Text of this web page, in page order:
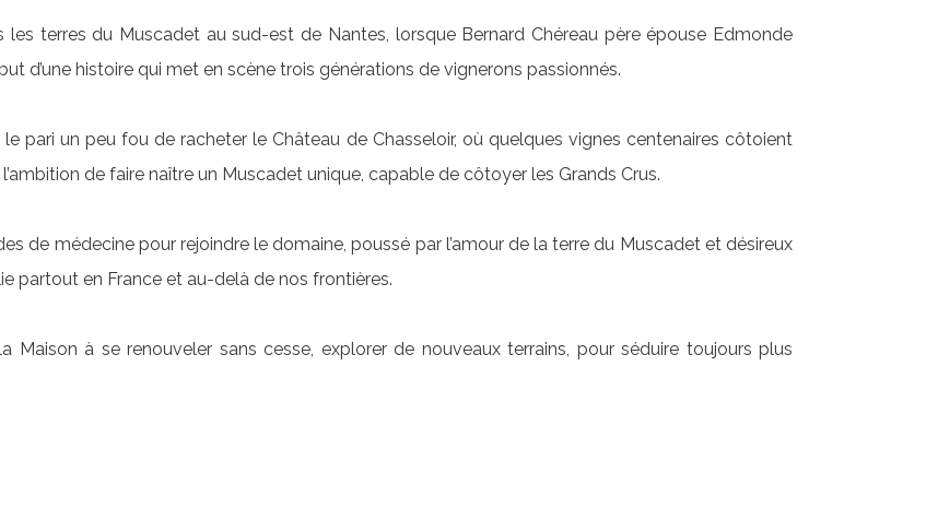
les terres du Muscadet au sud-est de Nantes, lorsque Bernard Chéreau père épouse Edmonde
d’une histoire qui met en scène trois générations de vignerons passionnés.
le pari un peu fou de racheter le Château de Chasseloir, où quelques vignes centenaires côtoient
de faire naître un Muscadet unique, capable de côtoyer les Grands Crus.
de médecine pour rejoindre le domaine, poussé par l’amour de la terre du Muscadet et désireux
partout en France et au-delà de nos frontières.
à se renouveler sans cesse, explorer de nouveaux terrains, pour séduire toujours plus